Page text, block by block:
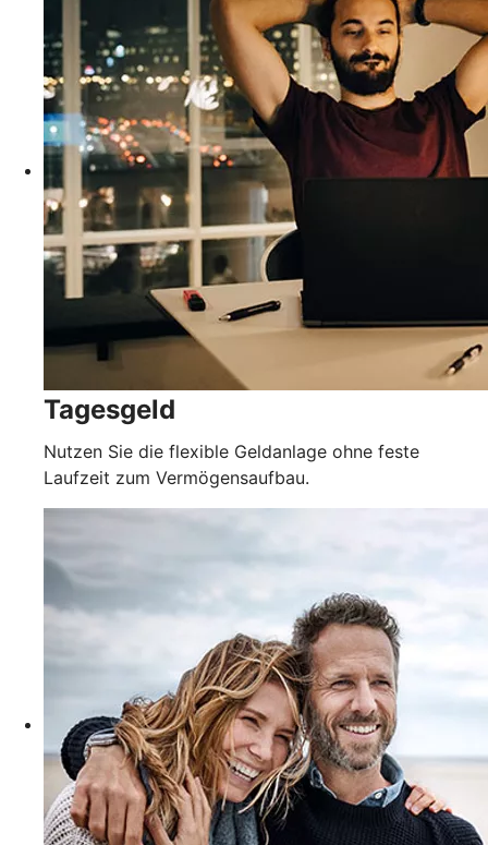
Tagesgeld
Nutzen Sie die flexible Geldanlage ohne feste
Laufzeit zum Vermögensaufbau.